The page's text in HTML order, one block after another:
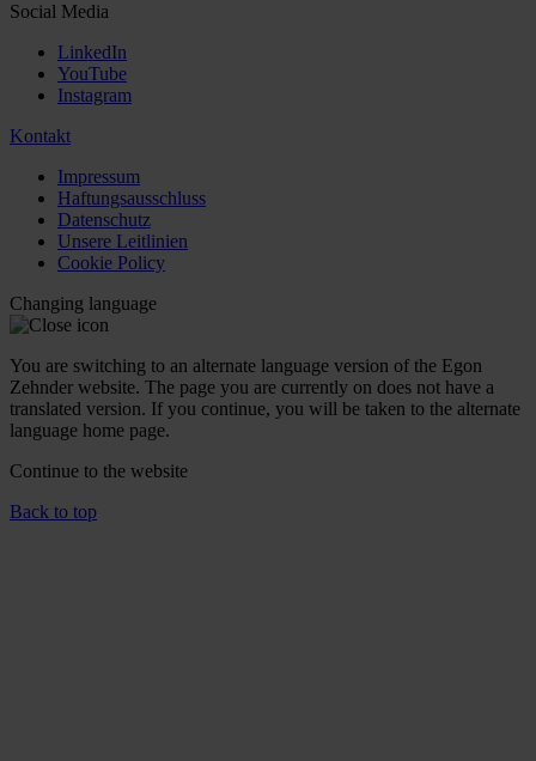
Social Media
LinkedIn
YouTube
Instagram
Kontakt
Impressum
Haftungsausschluss
Datenschutz
Unsere Leitlinien
Cookie Policy
Changing language
You are switching to an alternate language version of the Egon
Zehnder website. The page you are currently on does not have a
translated version. If you continue, you will be taken to the alternate
language home page.
Continue to the website
Back to top